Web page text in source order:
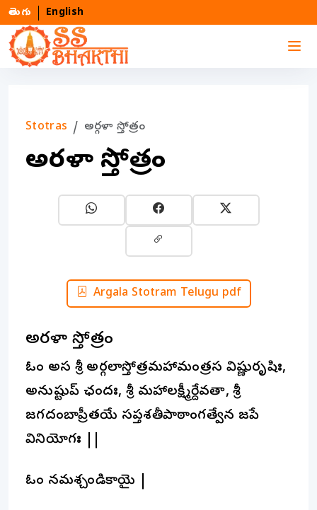
తెలుగు English
Stotras అర్గళా స్తోత్రం
అర్గళా స్తోత్రం
Argala Stotram Telugu pdf
అర్గళా స్తోత్రం
ఓం అస్య శ్రీ అర్గలాస్తోత్రమహామంత్రస్య విష్ణురృషిః,
అనుష్టుప్ ఛందః, శ్రీ మహాలక్ష్మీర్దేవతా, శ్రీ
జగదంబాప్రీతయే సప్తశతీపాఠాంగత్వేన జపే
వినియోగః ||
ఓం నమశ్చండికాయై |